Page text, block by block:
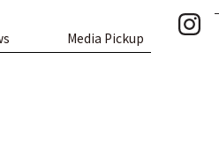
Media Pickup